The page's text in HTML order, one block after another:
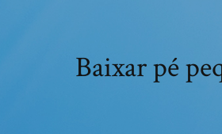
Baixar pé